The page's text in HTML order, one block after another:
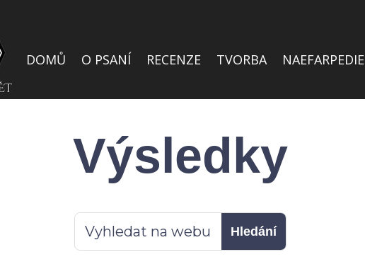
DOMŮ O PSANÍ RECENZE TVORBA NAEFARPEDIE
Výsledky